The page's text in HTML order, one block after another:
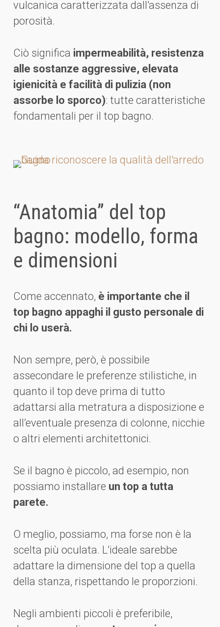
vulcanica caratterizzata dall’assenza di
porosità.
Ciò significa impermeabilità, resistenza
alle sostanze aggressive, elevata
igienicità e facilità di pulizia (non
assorbe lo sporco): tutte caratteristiche
fondamentali per il top bagno.
“Anatomia” del top
bagno: modello, forma
e dimensioni
Come accennato, è importante che il
top bagno appaghi il gusto personale di
chi lo userà.
Non sempre, però, è possibile
assecondare le preferenze stilistiche, in
quanto il top deve prima di tutto
adattarsi alla metratura a disposizione e
all’eventuale presenza di colonne, nicchie
o altri elementi architettonici.
Se il bagno è piccolo, ad esempio, non
possiamo installare un top a tutta
parete.
O meglio, possiamo, ma forse non è la
scelta più oculata. L’ideale sarebbe
adattare la dimensione del top a quella
della stanza, rispettando le proporzioni.
Negli ambienti piccoli è preferibile,